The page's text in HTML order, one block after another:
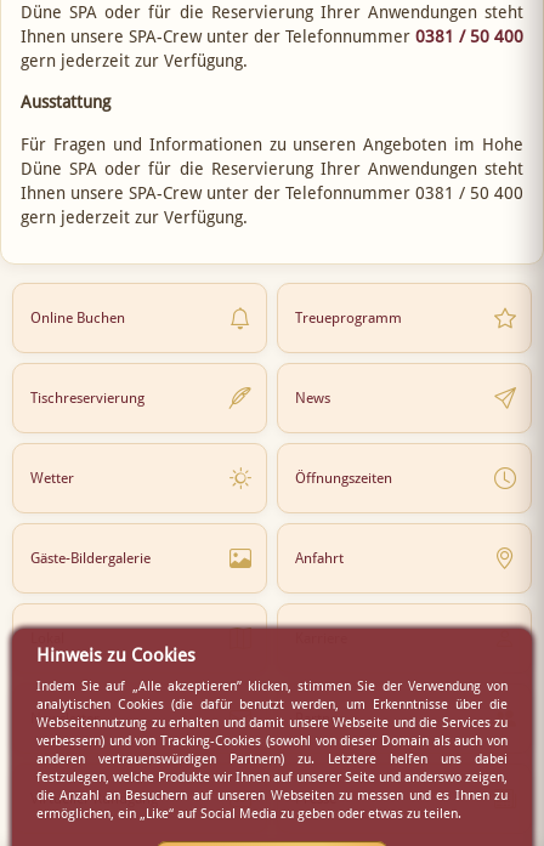
Düne SPA oder für die Reservierung Ihrer Anwendungen steht
Ihnen unsere SPA-Crew unter der Telefonnummer 0381 / 50 400
gern jederzeit zur Verfügung.
Ausstattung
Für Fragen und Informationen zu unseren Angeboten im Hohe
Düne SPA oder für die Reservierung Ihrer Anwendungen steht
Ihnen unsere SPA-Crew unter der Telefonnummer 0381 / 50 400
gern jederzeit zur Verfügung.
Online Buchen Treueprogramm
Tischreservierung News
Wetter Öffnungszeiten
Gäste-Bildergalerie Anfahrt
Newsletter Partner
Virtueller Rundgang Presse
Hinweis zu Cookies
Indem Sie auf „Alle akzeptieren” klicken, stimmen Sie der Verwendung von
analytischen Cookies (die dafür benutzt werden, um Erkenntnisse über die
Webseitennutzung zu erhalten und damit unsere Webseite und die Services zu
verbessern) und von Tracking-Cookies (sowohl von dieser Domain als auch von
anderen vertrauenswürdigen Partnern) zu. Letztere helfen uns dabei
festzulegen, welche Produkte wir Ihnen auf unserer Seite und anderswo zeigen,
die Anzahl an Besuchern auf unseren Webseiten zu messen und es Ihnen zu
ermöglichen, ein „Like“ auf Social Media zu geben oder etwas zu teilen.